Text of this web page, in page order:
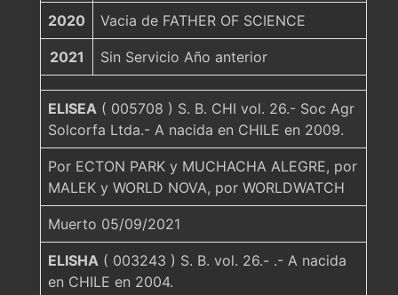
2020 Vacia de FATHER OF SCIENCE
2021 Sin Servicio Año anterior
ELISEA ( 005708 ) S. B. CHI vol. 26.- Soc Agr
Solcorfa Ltda.- A nacida en CHILE en 2009.
Por ECTON PARK y MUCHACHA ALEGRE, por
MALEK y WORLD NOVA, por WORLDWATCH
Muerto 05/09/2021
ELISHA ( 003243 ) S. B. vol. 26.- .- A nacida
en CHILE en 2004.